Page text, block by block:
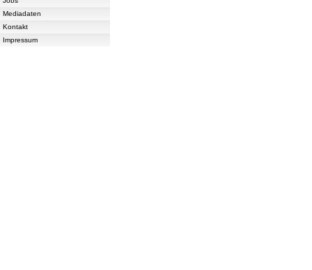
Mediadaten
Kontakt
Impressum